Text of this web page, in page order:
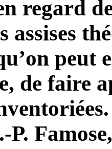
regard
assises
peut
de faire
P.